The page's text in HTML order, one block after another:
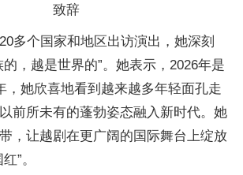
致辞
多个国家和地区出访演出，她深刻
，越是世界的”。她表示，2026年是
，她欣喜地看到越来越多年轻面孔走
前所未有的蓬勃姿态融入新时代。她
，让越剧在更广阔的国际舞台上绽放
”。